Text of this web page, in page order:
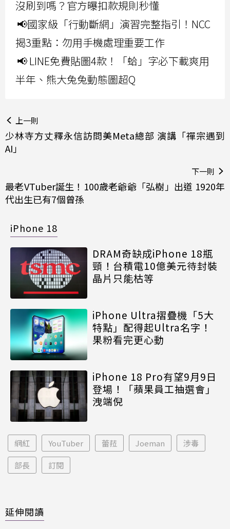
沒刷到嗎？官方曝扣款規則秒懂
📢國家級「行動斷網」演習完整指引！NCC
揭3重點：勿用手機處理重要工作
📢 LINE免費貼圖4款！「蛤」字必下載爽用
半年、熊大兔兔動態圖超Q
上一則
少林寺方丈釋永信訪問美Meta總部 演講「禪宗遇到
AI」
下一則
最老VTuber誕生！100歲老爺爺「弘樹」出道 1920年
代出生已有7個曾孫
iPhone 18
DRAM奇缺成iPhone 18瓶
頸！台積電10億美元待封裝
晶片只能枯等
iPhone Ultra摺疊機「5大
特點」配得起Ultra名字！
果粉看完更心動
iPhone 18 Pro有望9月9日
登場！「蘋果員工抽選會」
洩端倪
網紅 YouTuber 蕾菈 Joeman 涉毒
部長 訂閱
延伸閱讀